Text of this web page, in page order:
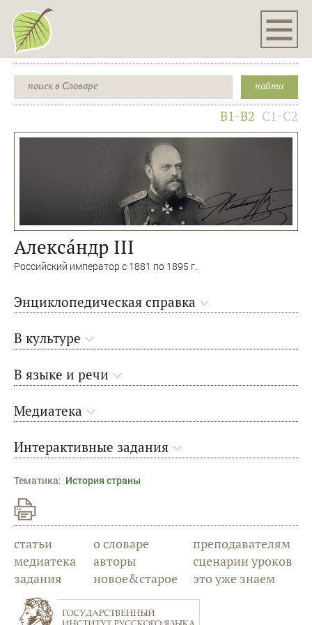
B1-B2 C1-C2
Алексáндр III
Российский император с 1881 по 1895 г.
Энциклопедическая справка
В культуре
В языке и речи
Медиатека
Интерактивные задания
Тематика: История страны
статьи
медиатека
задания
о словаре
авторы
новое&старое
преподавателям
сценарии уроков
это уже знаем